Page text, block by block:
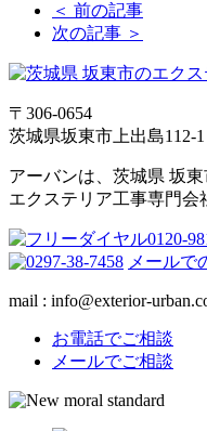
＜ 前の記事
次の記事 ＞
〒306-0654
茨城県坂東市上出島112-1
アーバンは、茨城県 坂
エクステリア工事専門会
メールで
mail : info@exterior-
お電話でご相談
メールでご相談